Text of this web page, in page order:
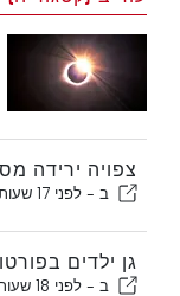
צפויה ירידה
ב - לפני 17 שעות
גן ילדים
ב - לפני 18 שעות